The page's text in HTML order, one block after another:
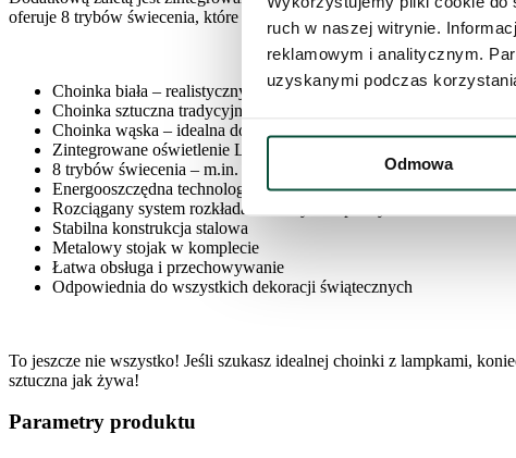
ruch w naszej witrynie.
reklamowym i analitycznym.
uzyskanymi podczas
Odmowa
oferuje 8 trybów świecenia, które można łatwo zmieniać przy pomocy
Choinka biała – realistyczny efekt śniegu
Choinka sztuczna tradycyjna z naturalnym wyglądem
Choinka wąska – idealna do niewielkich pomieszczeń
Zintegrowane oświetlenie LED
8 trybów świecenia – m.in. miganie, fale, stałe światło
Energooszczędna technologia LED – do 70% niższe zużycie prądu
Rozciągany system rozkładania – szybki i prosty montaż
Stabilna konstrukcja stalowa
Metalowy stojak w komplecie
Łatwa obsługa i przechowywanie
Odpowiednia do wszystkich dekoracji świątecznych
To jeszcze nie wszystko! Jeśli szukasz idealnej choinki z lampkami,
sztuczna jak żywa!
Parametry produktu